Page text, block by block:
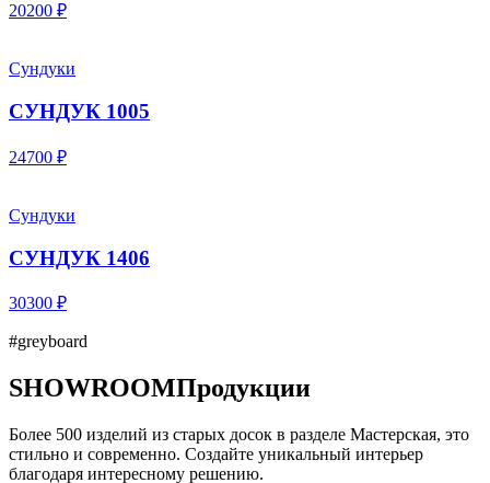
20200 ₽
Сундуки
СУНДУК 1005
24700 ₽
Сундуки
СУНДУК 1406
30300 ₽
#greyboard
SHOWROOMПродукции
Более 500 изделий из старых досок в разделе Мастерская, это
стильно и современно. Создайте уникальный интерьер
благодаря интересному решению.